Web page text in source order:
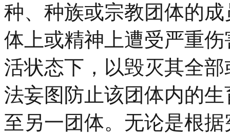
种、种族或宗教团体的
体上或精神上遭受严重
活状态下，以毁灭其全
法妄图防止该团体内的
至另一团体。无论是根